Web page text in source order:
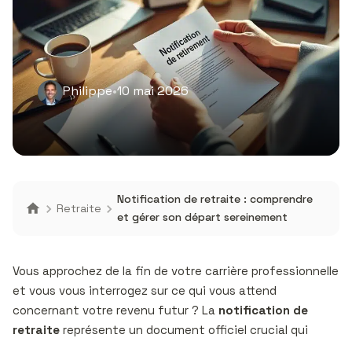
Philippe•10 mai 2026
Retraite
Notification de retraite : comprendre
et gérer son départ sereinement
Vous approchez de la fin de votre carrière professionnelle
et vous vous interrogez sur ce qui vous attend
concernant votre revenu futur ? La notification de
retraite représente un document officiel crucial qui